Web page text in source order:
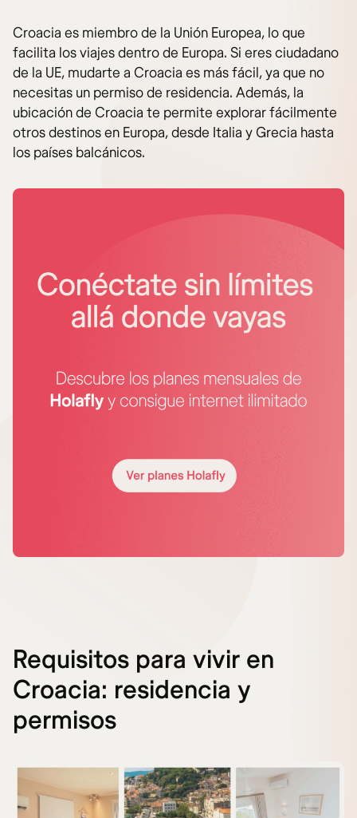
Croacia es miembro de la Unión Europea, lo que
facilita los viajes dentro de Europa. Si eres ciudadano
de la UE, mudarte a Croacia es más fácil, ya que no
necesitas un permiso de residencia. Además, la
ubicación de Croacia te permite explorar fácilmente
otros destinos en Europa, desde Italia y Grecia hasta
los países balcánicos.
Requisitos para vivir en
Croacia: residencia y
permisos